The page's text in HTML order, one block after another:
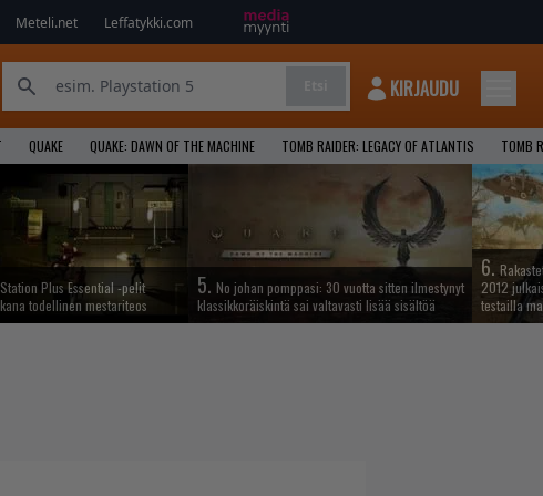
Meteli.net Leffatykki.com
KIRJAUDU
QUAKE QUAKE: DAWN OF THE MACHINE TOMB RAIDER: LEGACY OF ATLANTIS TOMB
Plus Essential -pelit
todellinen mestariteos
5. No johan pomppasi: 30 vuotta sitten ilmestynyt
klassikkoräiskintä sai valtavasti lisää sisältöä
6.
2012
testailla